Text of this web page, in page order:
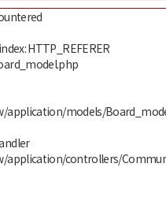
HTTP_REFERER
application/models/
application/controllers/